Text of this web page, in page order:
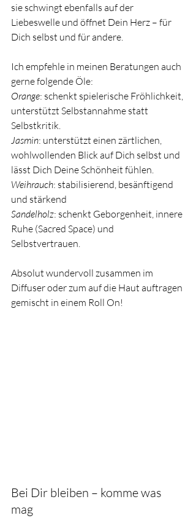
sie schwingt ebenfalls auf der
Liebeswelle und öffnet Dein Herz – für
Dich selbst und für andere.
Ich empfehle in meinen Beratungen auch
gerne folgende Öle:
Orange: schenkt spielerische Fröhlichkeit,
unterstützt Selbstannahme statt
Selbstkritik.
Jasmin: unterstützt einen zärtlichen,
wohlwollenden Blick auf Dich selbst und
lässt Dich Deine Schönheit fühlen.
Weihrauch: stabilisierend, besänftigend
und stärkend
Sandelholz: schenkt Geborgenheit, innere
Ruhe (Sacred Space) und
Selbstvertrauen.
Absolut wundervoll zusammen im
Diffuser oder zum auf die Haut auftragen
gemischt in einem Roll On!
Bei Dir bleiben – komme was
mag